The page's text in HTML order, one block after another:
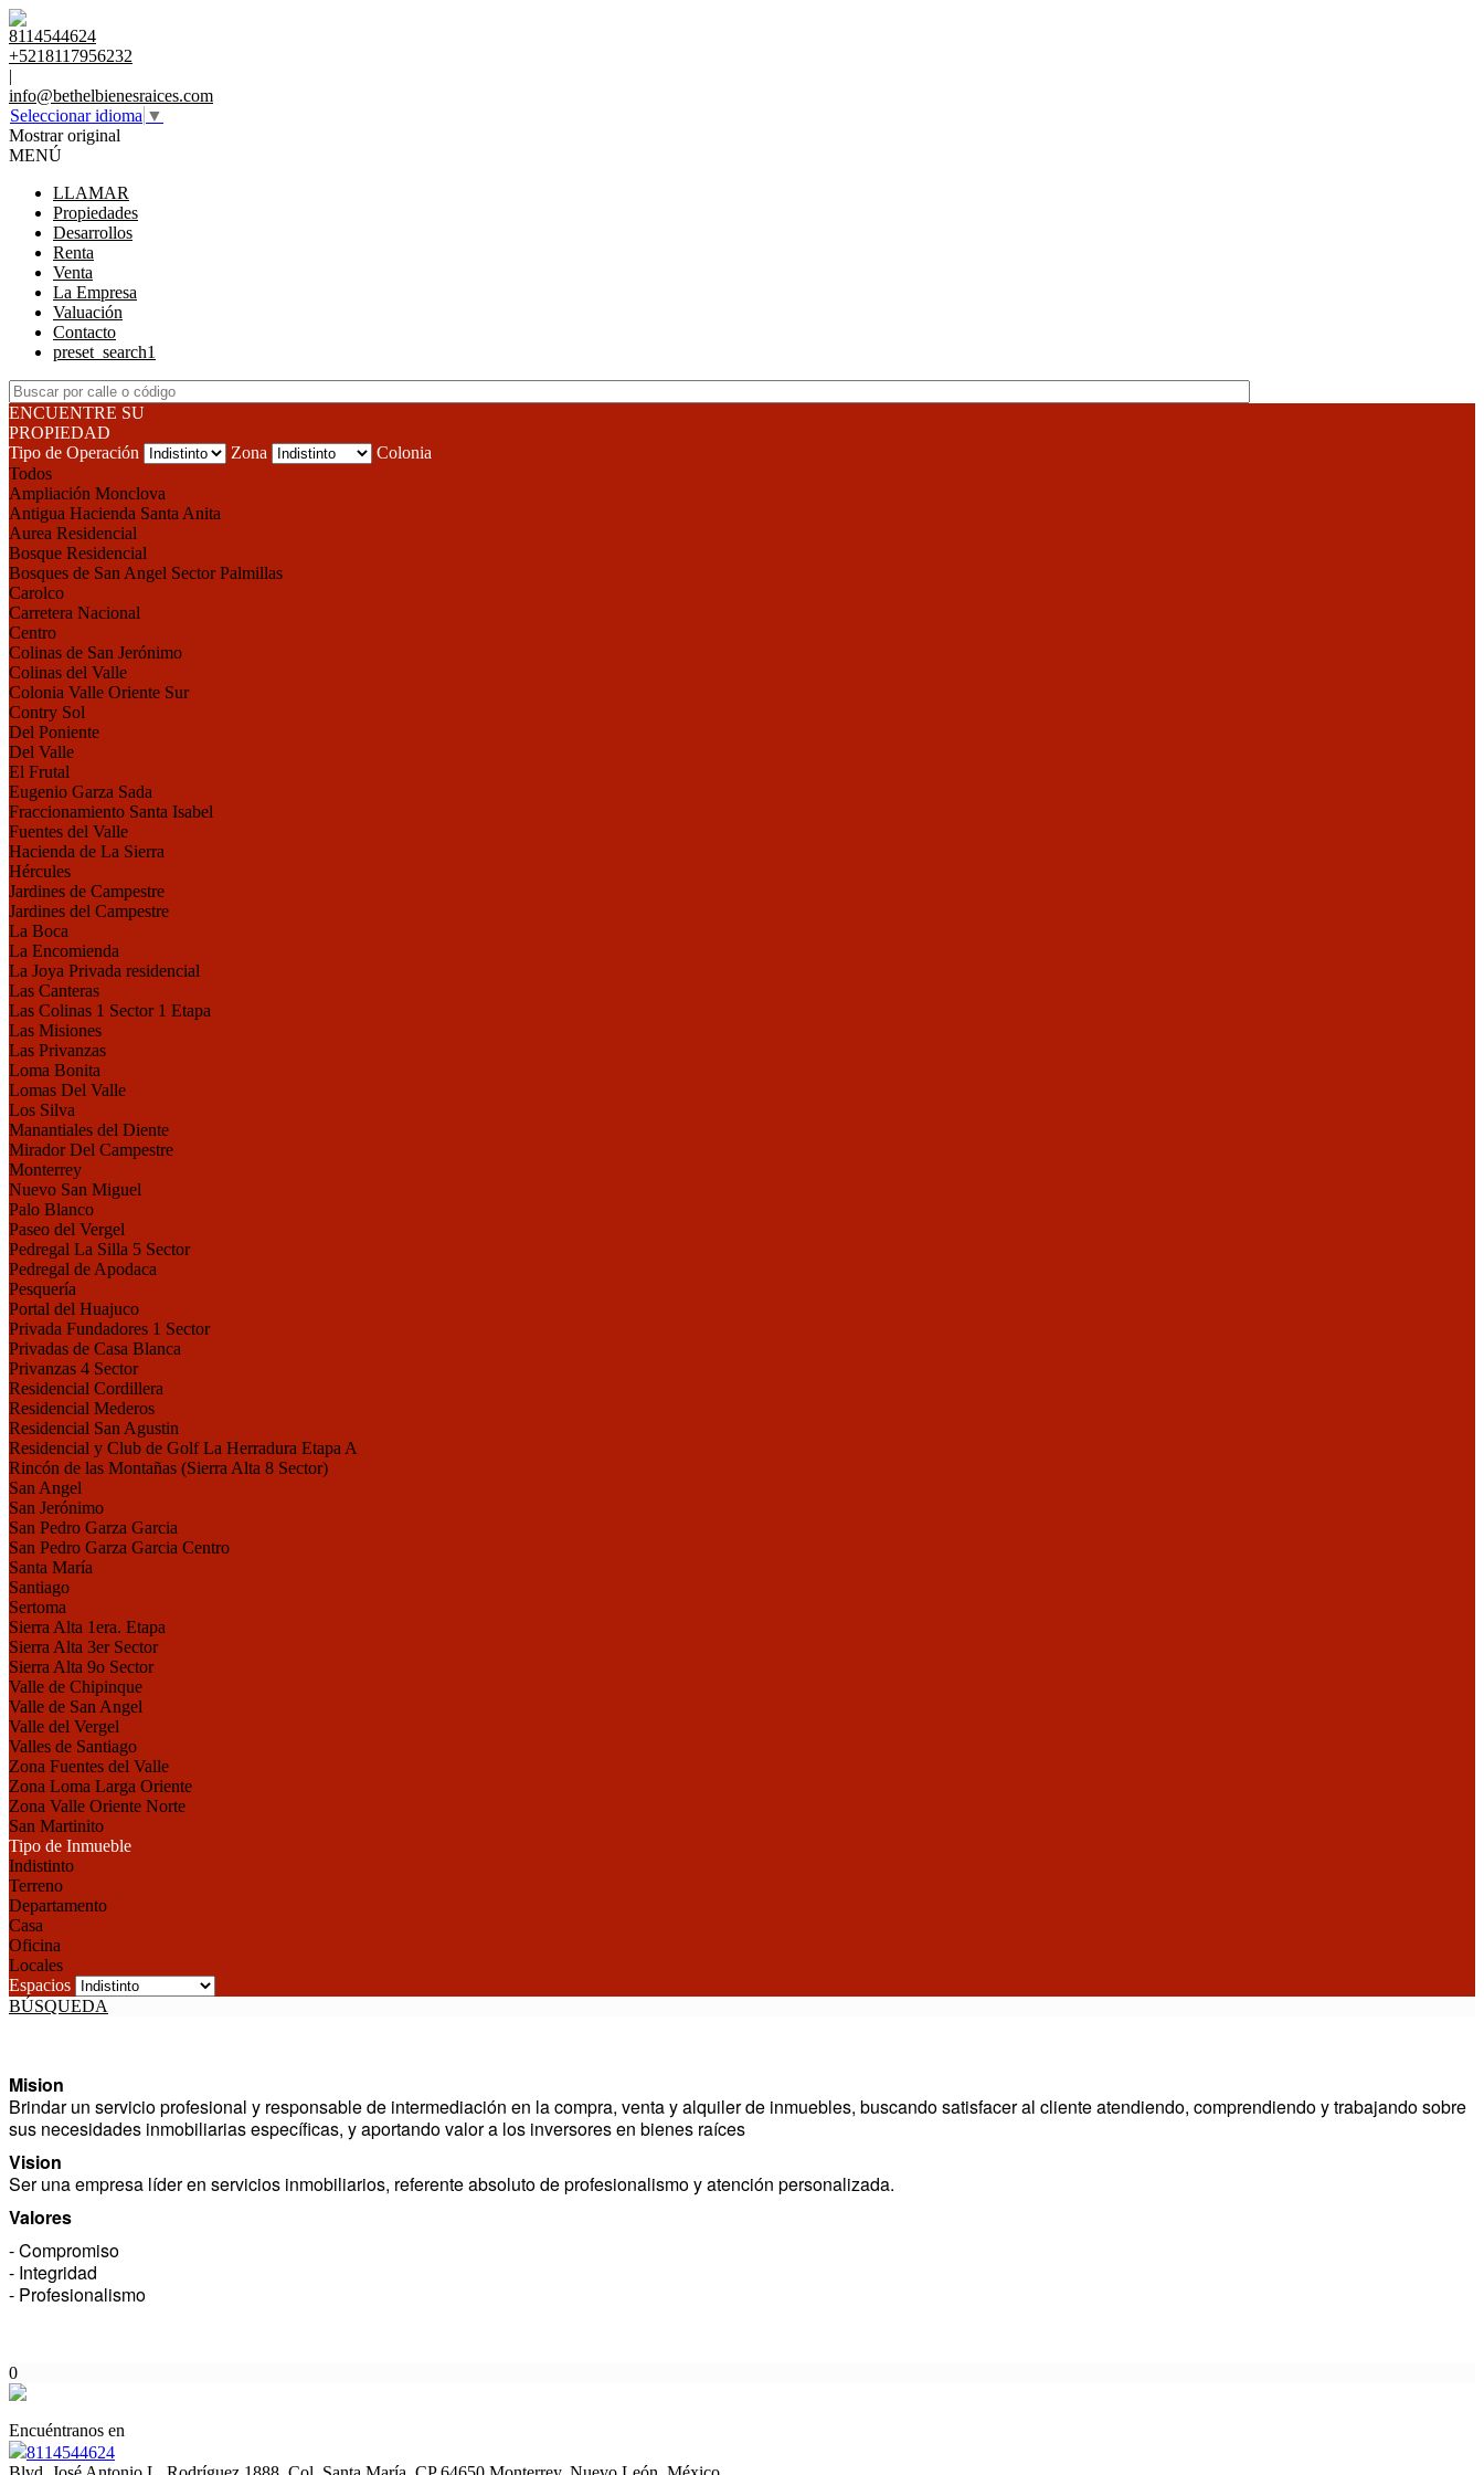
8114544624
+5218117956232
|
info@bethelbienesraices.com
Seleccionar idioma ▼
Mostrar original
MENÚ
LLAMAR
Propiedades
Desarrollos
Renta
Venta
La Empresa
Valuación
Contacto
preset_search1
ENCUENTRE SU
PROPIEDAD
Tipo de Operación
Zona
Colonia
Todos
Ampliación Monclova
Antigua Hacienda Santa Anita
Aurea Residencial
Bosque Residencial
Bosques de San Angel Sector Palmillas
Carolco
Carretera Nacional
Centro
Colinas de San Jerónimo
Colinas del Valle
Colonia Valle Oriente Sur
Contry Sol
Del Poniente
Del Valle
El Frutal
Eugenio Garza Sada
Fraccionamiento Santa Isabel
Fuentes del Valle
Hacienda de La Sierra
Hércules
Jardines de Campestre
Jardines del Campestre
La Boca
La Encomienda
La Joya Privada residencial
Las Canteras
Las Colinas 1 Sector 1 Etapa
Las Misiones
Las Privanzas
Loma Bonita
Lomas Del Valle
Los Silva
Manantiales del Diente
Mirador Del Campestre
Monterrey
Nuevo San Miguel
Palo Blanco
Paseo del Vergel
Pedregal La Silla 5 Sector
Pedregal de Apodaca
Pesquería
Portal del Huajuco
Privada Fundadores 1 Sector
Privadas de Casa Blanca
Privanzas 4 Sector
Residencial Cordillera
Residencial Mederos
Residencial San Agustin
Residencial y Club de Golf La Herradura Etapa A
Rincón de las Montañas (Sierra Alta 8 Sector)
San Angel
San Jerónimo
San Pedro Garza Garcia
San Pedro Garza Garcia Centro
Santa María
Santiago
Sertoma
Sierra Alta 1era. Etapa
Sierra Alta 3er Sector
Sierra Alta 9o Sector
Valle de Chipinque
Valle de San Angel
Valle del Vergel
Valles de Santiago
Zona Fuentes del Valle
Zona Loma Larga Oriente
Zona Valle Oriente Norte
San Martinito
Tipo de Inmueble
Indistinto
Terreno
Departamento
Casa
Oficina
Locales
Espacios
BÚSQUEDA
Mision
Brindar un servicio profesional y responsable de intermediación en la compra, venta y alquiler de inmuebles, buscando satisfacer al cliente atendiendo, comprendiendo y trabajando sobre
sus necesidades inmobiliarias específicas, y aportando valor a los inversores en bienes raíces
Vision
Ser una empresa líder en servicios inmobiliarios, referente absoluto de profesionalismo y atención personalizada.
Valores
- Compromiso
- Integridad
- Profesionalismo
0
Encuéntranos en
8114544624